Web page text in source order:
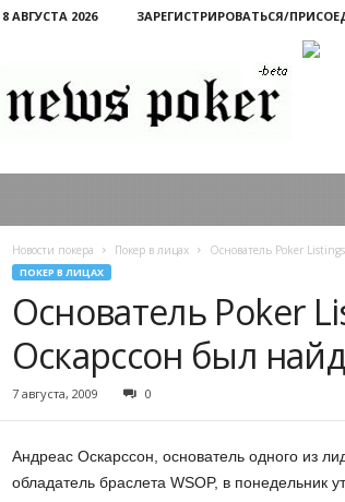
8 АВГУСТА 2026 ЗАРЕГИСТРИРОВАТЬСЯ/
Новости покера Покер в лицах Основатель Poker
ПОКЕР В ЛИЦАХ
Основатель Poker
Оскарссон был
7 августа, 2009 0
Андреас Оскарссон, основатель одного из
обладатель браслета WSOP, в понедельник